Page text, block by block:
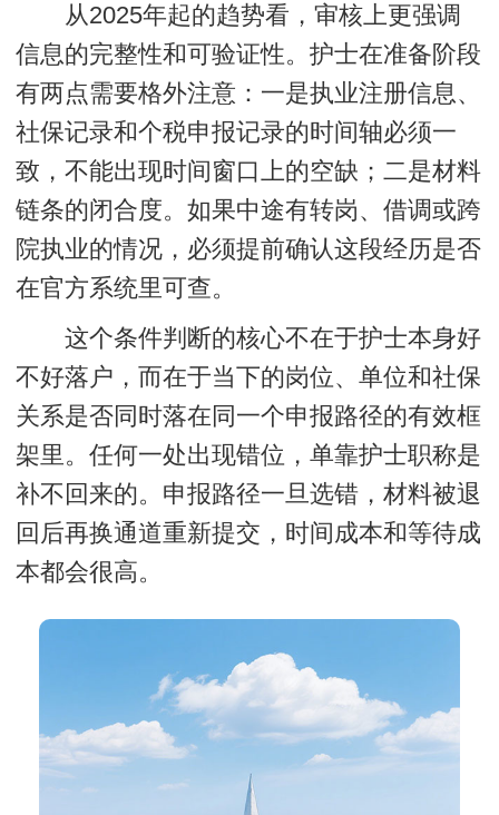
从2025年起的趋势看，审核上更强调
信息的完整性和可验证性。护士在准备阶段
有两点需要格外注意：一是执业注册信息、
社保记录和个税申报记录的时间轴必须一
致，不能出现时间窗口上的空缺；二是材料
链条的闭合度。如果中途有转岗、借调或跨
院执业的情况，必须提前确认这段经历是否
在官方系统里可查。
这个条件判断的核心不在于护士本身好
不好落户，而在于当下的岗位、单位和社保
关系是否同时落在同一个申报路径的有效框
架里。任何一处出现错位，单靠护士职称是
补不回来的。申报路径一旦选错，材料被退
回后再换通道重新提交，时间成本和等待成
本都会很高。